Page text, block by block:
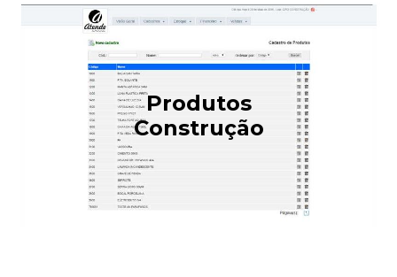
Produtos
Construção